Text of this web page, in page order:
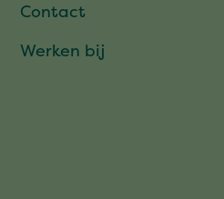
Contact
Werken bij